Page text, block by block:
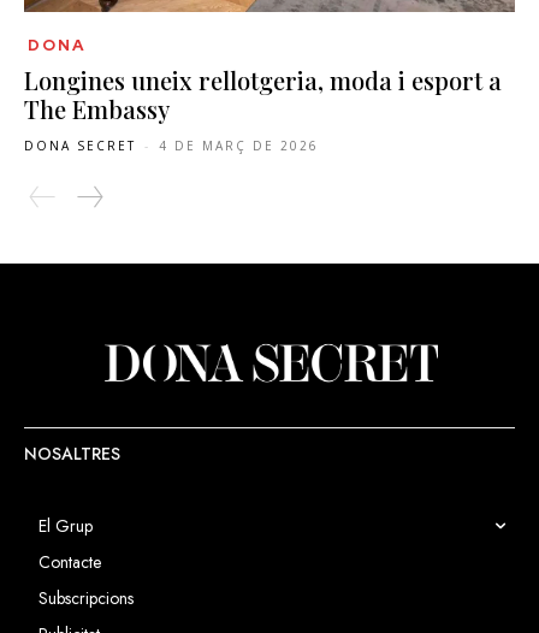
DONA
Longines uneix rellotgeria, moda i esport a
The Embassy
DONA SECRET - 4 DE MARÇ DE 2026
NOSALTRES
El Grup
Contacte
Subscripcions